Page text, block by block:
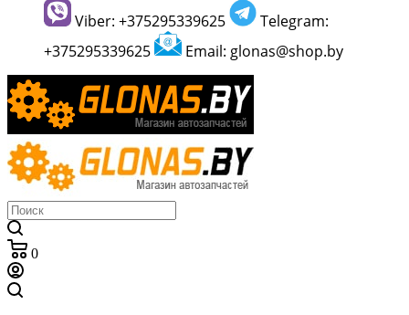
Viber: +375295339625
Telegram:
+375295339625
Email: glonas@shop.by
0